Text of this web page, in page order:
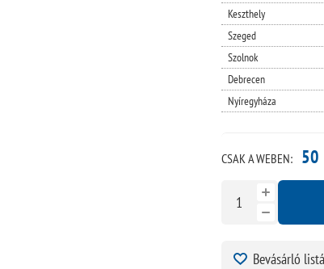
Keszthely
Szeged
Szolnok
Debrecen
Nyíregyháza
CSAK A WEBEN: 50
Bevásárló